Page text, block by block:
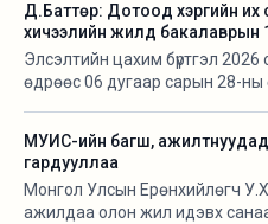
Д.Баттөр: Дотоод хэргийн их
хичээлийн жилд бакалаврын
Элсэлтийн цахим бүртгэл
өдрөөс 06 дугаар сарын 28-ны
МУИС-ийн багш,
гардууллаа
Монгол Улсын Ерөнхийлөгч
ажилдаа олон жил идэвх